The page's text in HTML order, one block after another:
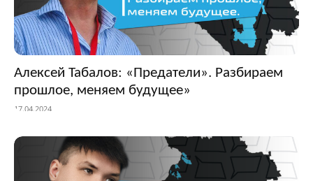
Алексей Табалов: «Предатели». Разбираем
прошлое, меняем будущее»
17.04.2024